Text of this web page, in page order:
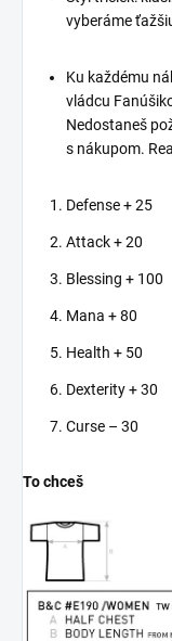
Téma produktu:
street
Z každého jedného
kusu trička, putuje
útulku 7€ ako priama
Podporte útulok a
tričkom a mikinou!
je viac než len štýlový
ako priamo prispieť k
tohto trička alebo
zabezpečíte, že časť z
na podporu činnosti
lásku tým, ktorí to
vyberáme
Ku každému
vládcu
Nedostaneš
s nákupom.
Defense + 25
Attack + 20
Blessing + 100
Mana + 80
Health + 50
Dexterity + 30
Curse – 30
To chceš